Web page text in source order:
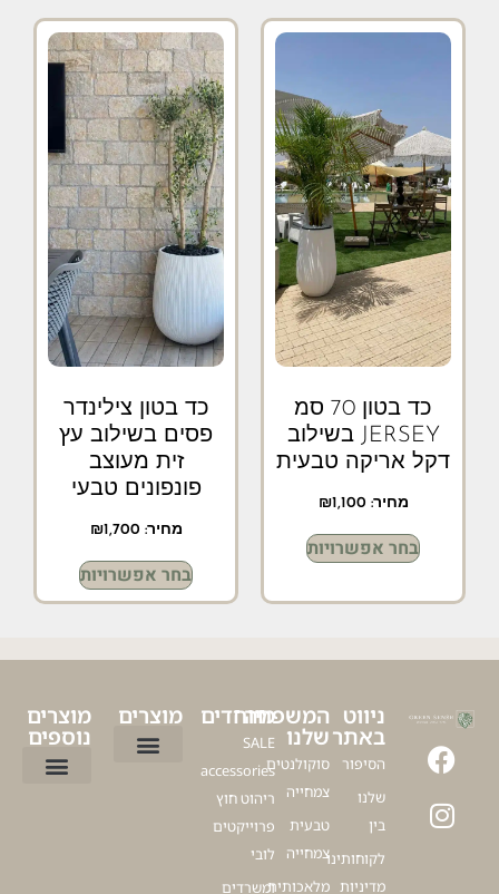
כד בטון 70 סמ
JERSEY בשילוב
דקל אריקה טבעית
מחיר: ₪1,100
בחר אפשרויות
כד בטון צילינדר
פסים בשילוב עץ
זית מעוצב
פונפונים טבעי
מחיר: ₪1,700
בחר אפשרויות
ניווט
באתר
הסיפור
שלנו
בין
לקוחותינו
מדיניות
המשפחה
שלנו
סוקולנטים
צמחייה
טבעית
צמחייה
מלאכותית
מיוחדים
SALE
accessories
ריהוט חוץ
פרוייקטים
לובי
ומשרדים
מוצרים מוצרים
נוספים